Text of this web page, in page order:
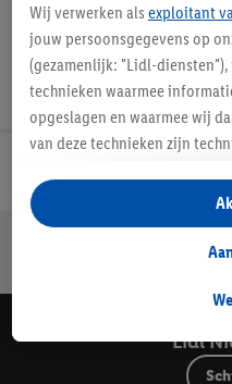
Lidl
Wij verwerken als exploitant
jouw persoonsgegevens op
(gezamenlijk: "Lidl-
technieken waarmee
opgeslagen en waarmee wij
van deze technieken zijn
opslaan van
analyseren van statistieken of
gepersonaliseerde reclame
gegevens over jouw
Als je hier toestemming geeft
van reclame en als je